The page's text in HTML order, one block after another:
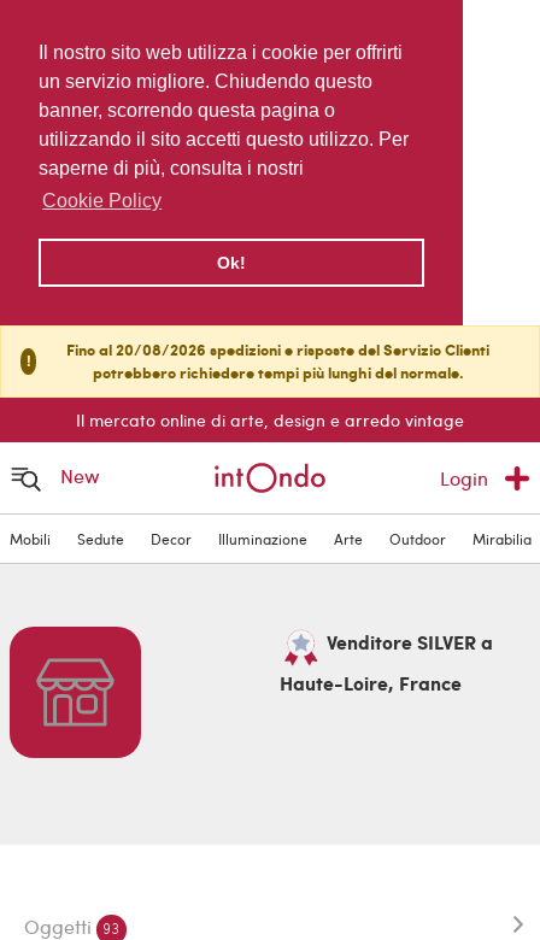
Il nostro sito web utilizza i cookie per offrirti
un servizio migliore. Chiudendo questo
banner, scorrendo questa pagina o
utilizzando il sito accetti questo utilizzo. Per
saperne di più, consulta i nostri
Cookie Policy
Ok!
!
Fino al 20/08/2026 spedizioni e risposte del Servizio Clienti
potrebbero richiedere tempi più lunghi del normale.
Il mercato online di arte, design e arredo vintage
New Login
Mobili Sedute Decor Illuminazione Arte Outdoor Mirabilia
Venditore SILVER a
Haute-Loire, France
Oggetti 93